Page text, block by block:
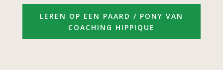
LEREN OP EEN PAARD / PONY VAN
COACHING HIPPIQUE